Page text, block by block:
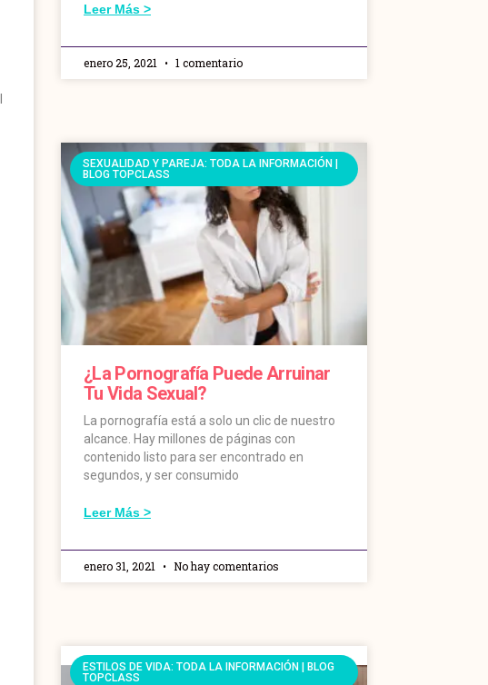
Leer Más >
enero 25, 2021 1 comentario
SEXUALIDAD Y PAREJA: TODA LA INFORMACIÓN |
BLOG TOPCLASS
¿La Pornografía Puede Arruinar
Tu Vida Sexual?
La pornografía está a solo un clic de nuestro
alcance. Hay millones de páginas con
contenido listo para ser encontrado en
segundos, y ser consumido
Leer Más >
enero 31, 2021 No hay comentarios
ESTILOS DE VIDA: TODA LA INFORMACIÓN | BLOG
TOPCLASS